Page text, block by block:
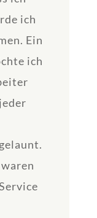
ich
Ein
ich